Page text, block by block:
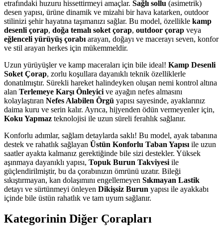
etrafındaki huzuru hissettirmeyi amaçlar. Sağlı sollu (asimetrik)
desen yapısı, ürüne dinamik ve mizahi bir hava katarken, outdoor
stilinizi şehir hayatına taşımanızı sağlar. Bu model, özellikle kamp
desenli çorap, doğa temalı soket çorap, outdoor çorap veya
eğlenceli yürüyüş çorabı arayan, doğayı ve macerayı seven, konfor
ve stil arayan herkes için mükemmeldir.
Uzun yürüyüşler ve kamp maceraları için bile ideal! Kamp Desenli
Soket Çorap, zorlu koşullara dayanıklı teknik özelliklerle
donatılmıştır. Sürekli hareket halindeyken oluşan nemi kontrol altına
alan Terlemeye Karşı Önleyici ve ayağın nefes almasını
kolaylaştıran Nefes Alabilen Örgü yapısı sayesinde, ayaklarınız
daima kuru ve serin kalır. Ayrıca, hijyenden ödün vermeyenler için,
Koku Yapmaz teknolojisi ile uzun süreli ferahlık sağlanır.
Konforlu adımlar, sağlam detaylarda saklı! Bu model, ayak tabanına
destek ve rahatlık sağlayan Üstün Konforlu Taban Yapısı ile uzun
saatler ayakta kalmanız gerektiğinde bile sizi destekler. Yüksek
aşınmaya dayanıklı yapısı, Topuk Burun Takviyesi ile
güçlendirilmiştir, bu da çorabınızın ömrünü uzatır. Bileği
sıkıştırmayan, kan dolaşımını engellemeyen Sıkmayan Lastik
detayı ve sürtünmeyi önleyen Dikişsiz Burun yapısı ile ayakkabı
içinde bile üstün rahatlık ve tam uyum sağlanır.
Kategorinin Diğer Çorapları